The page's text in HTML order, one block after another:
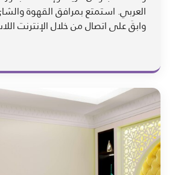
العربي. استمتع بمرافق القهوة
وابقَ على اتصال من خلال الإنترنت